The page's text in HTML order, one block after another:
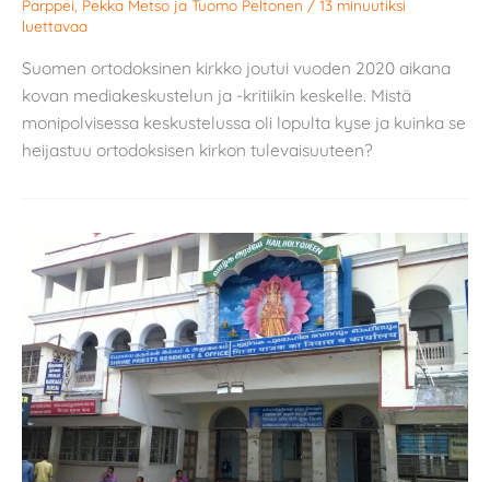
Parppei Pekka Metso ja Tuomo Peltonen / 13 minuutiksi
luettavaa
Suomen ortodoksinen kirkko joutui vuoden 2020 aikana
kovan mediakeskustelun ja -kritiikin keskelle. Mistä
monipolvisessa keskustelussa oli lopulta kyse ja kuinka se
heijastuu ortodoksisen kirkon tulevaisuuteen?